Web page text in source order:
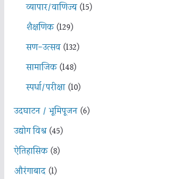
व्यापार/वाणिज्य(15)
शैक्षणिक(129)
सण-उत्सव(132)
सामाजिक(148)
स्पर्धा/परीक्षा(10)
उदघाटन / भूमिपूजन(6)
उद्योग विश्व(45)
ऐतिहासिक(8)
औरंगाबाद(1)